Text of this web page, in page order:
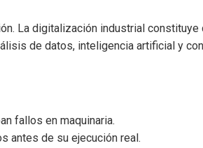
La digitalización industrial constituye
de datos, inteligencia artificial y
fallos en maquinaria.
antes de su ejecución real.